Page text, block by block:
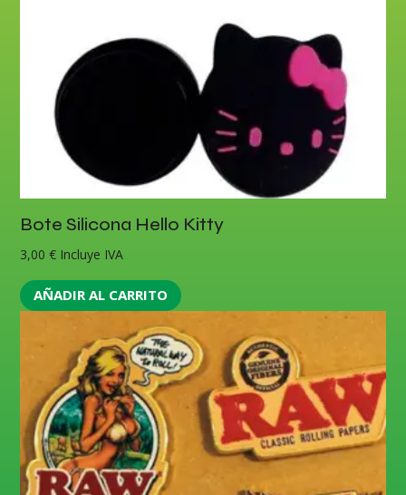
Bote Silicona Hello Kitty
3,00€ Incluye IVA
AÑADIR AL CARRITO